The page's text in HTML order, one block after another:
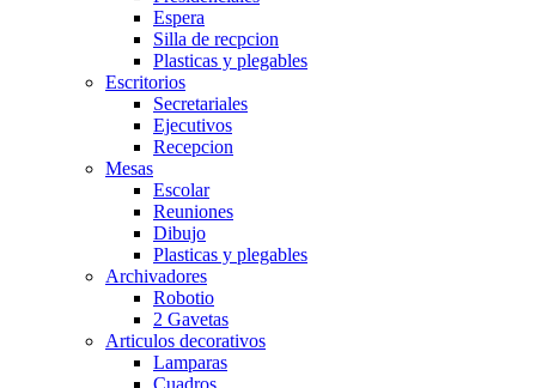
Espera
Silla de recpcion
Plasticas y plegables
Escritorios
Secretariales
Ejecutivos
Recepcion
Mesas
Escolar
Reuniones
Dibujo
Plasticas y plegables
Archivadores
Robotio
2 Gavetas
Articulos decorativos
Lamparas
Cuadros